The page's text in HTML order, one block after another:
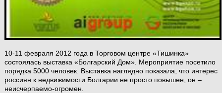
10-11 февраля 2012 года в Торговом центре «Тишинка»
состоялась выставка «Болгарский Дом». Мероприятие посетило
порядка 5000 человек. Выставка наглядно показала, что интерес
россиян к недвижимости Болгарии не просто повышен, он –
неисчерпаемо-огромен.